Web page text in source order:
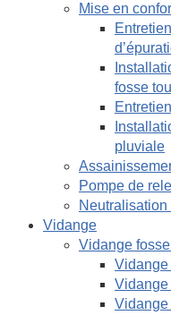
Mise en
fosse
pluviale
Pompe de
Neutralisation
Vidange
Vidange
Vidange
Vidange
Vidange